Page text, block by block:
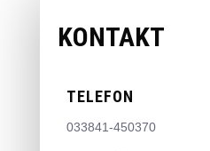
KONTAKT
TELEFON
033841-450370